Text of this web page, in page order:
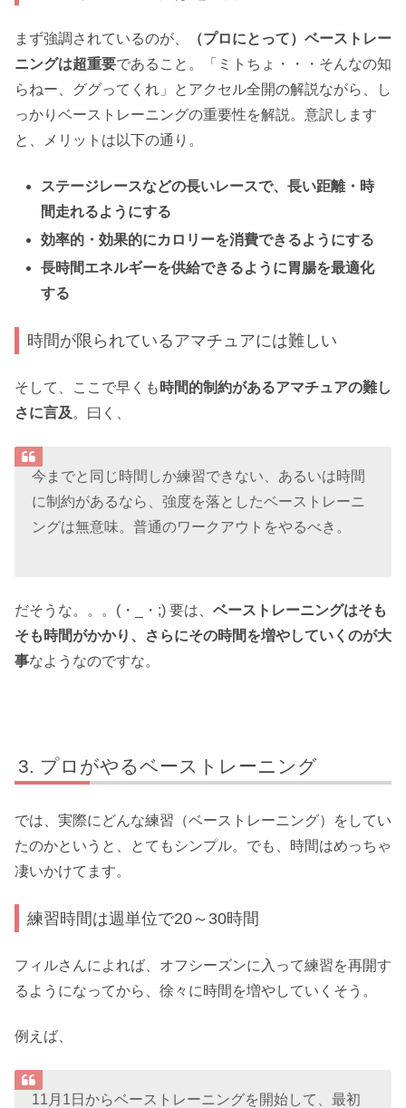
まず強調されているのが、
（プロにとって）ベーストレー
ニングは超重要であること。「ミトちょ・・・そんなの知
らねー、ググってくれ」とアクセル全開の解説ながら、し
っかりベーストレーニングの重要性を解説。意訳します
と、メリットは以下の通り。
ステージレースなどの長いレースで、長い距離・時
間走れるようにする
効率的・効果的にカロリーを消費できるようにする
長時間エネルギーを供給できるように胃腸を最適化
する
時間が限られているアマチュアには難しい
そして、ここで早くも 時間的制約があるアマチュアの難し
さに言及 。曰く、
今までと同じ時間しか練習できない、あるいは時間
に制約があるなら、強度を落としたベーストレーニ
ングは無意味。普通のワークアウトをやるべき。
だそうな。。。(・_・;) 要は、 ベーストレーニングはそも
そも時間がかかり、さらにその時間を増やしていくのが大
事なようなのですな。
プロがやるベーストレーニング
では、実際にどんな練習（ベーストレーニング）をしてい
たのかというと、とてもシンプル。でも、時間はめっちゃ
凄いかけてます。
練習時間は週単位で20～30時間
フィルさんによれば、オフシーズンに入って練習を再開す
るようになってから、徐々に時間を増やしていくそう。
例えば、
11月1日からベーストレーニングを開始して、最初